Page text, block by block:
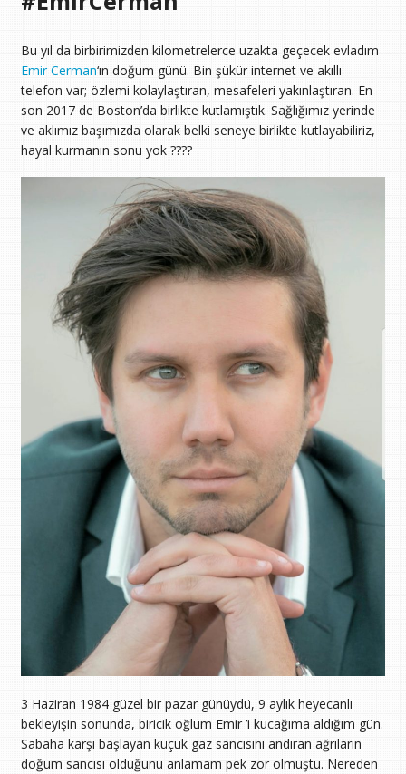
Bu yıl da birbirimizden kilometrelerce uzakta geçecek evladım
Emir Cerman‘ın doğum günü. Bin şükür internet ve akıllı
telefon var; özlemi kolaylaştıran, mesafeleri yakınlaştıran. En
son 2017 de Boston’da birlikte kutlamıştık. Sağlığımız yerinde
ve aklımız başımızda olarak belki seneye birlikte kutlayabiliriz,
hayal kurmanın sonu yok ????
3 Haziran 1984 güzel bir pazar günüydü, 9 aylık heyecanlı
bekleyişin sonunda, biricik oğlum Emir ’i kucağıma aldığım gün.
Sabaha karşı başlayan küçük gaz sancısını andıran ağrıların
doğum sancısı olduğunu anlamam pek zor olmuştu. Nereden